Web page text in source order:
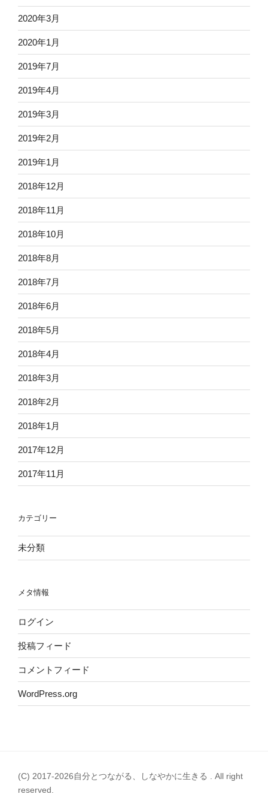
2020年3月
2020年1月
2019年7月
2019年4月
2019年3月
2019年2月
2019年1月
2018年12月
2018年11月
2018年10月
2018年8月
2018年7月
2018年6月
2018年5月
2018年4月
2018年3月
2018年2月
2018年1月
2017年12月
2017年11月
カテゴリー
未分類
メタ情報
ログイン
投稿フィード
コメントフィード
WordPress.org
(C) 2017-2026自分とつながる、しなやかに生きる . All right
reserved.